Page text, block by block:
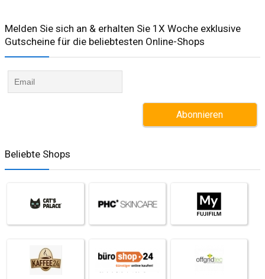
Melden Sie sich an & erhalten Sie 1X Woche exklusive
Gutscheine für die beliebtesten Online-Shops​
Beliebte Shops